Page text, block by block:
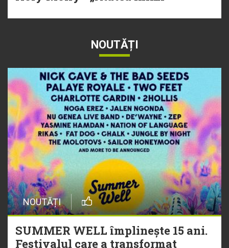
NOUTĂȚI
NOUTĂȚI
SUMMER WELL împlinește 15 ani.
Festivalul care a transformat